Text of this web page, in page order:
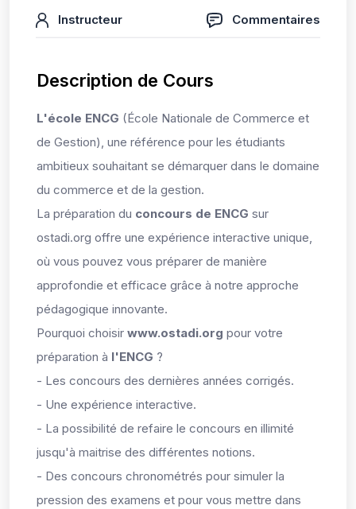
Instructeur Commentaires
Description de Cours
L'école ENCG (École Nationale de Commerce et
de Gestion), une référence pour les étudiants
ambitieux souhaitant se démarquer dans le domaine
du commerce et de la gestion.
La préparation du concours de ENCG sur
ostadi.org offre une expérience interactive unique,
où vous pouvez vous préparer de manière
approfondie et efficace grâce à notre approche
pédagogique innovante.
Pourquoi choisir www.ostadi.org pour votre
préparation à l'ENCG ?
- Les concours des dernières années corrigés.
- Une expérience interactive.
- La possibilité de refaire le concours en illimité
jusqu'à maitrise des différentes notions.
- Des concours chronométrés pour simuler la
pression des examens et pour vous mettre dans